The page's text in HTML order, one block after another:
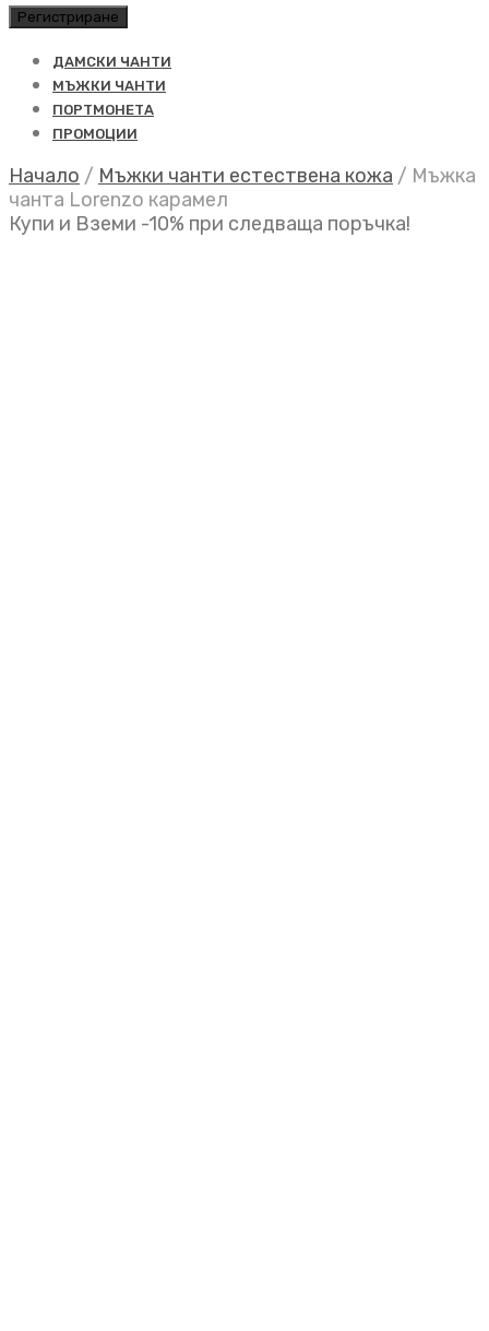
Регистриране
ДАМСКИ ЧАНТИ
МЪЖКИ ЧАНТИ
ПОРТМОНЕТА
ПРОМОЦИИ
Начало / Мъжки чанти естествена кожа / Мъжка
чанта Lorenzo карамел
Купи и Вземи -10% при следваща поръчка!